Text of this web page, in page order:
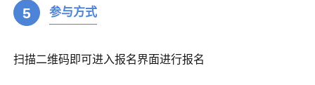
5 参与方式
扫描二维码即可进入报名界面进行报名